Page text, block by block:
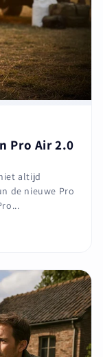
Pro Air 2.0
altijd
de nieuwe Pro